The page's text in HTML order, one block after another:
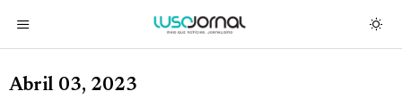
Abril 03, 2023